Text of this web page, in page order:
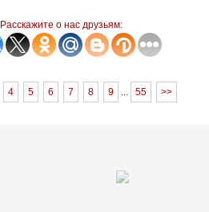
Расскажите о нас друзьям:
4 5 6 7 8 9 55
>>